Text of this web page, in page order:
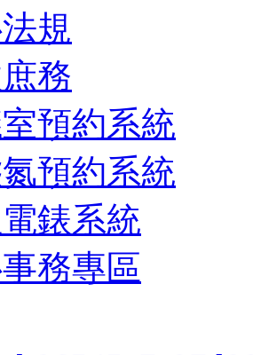
規
務
預約系統
預約系統
錶系統
務專區